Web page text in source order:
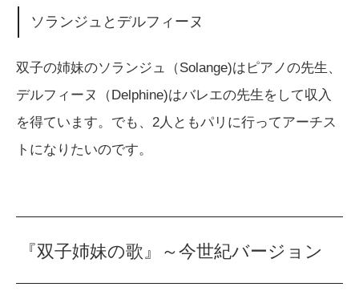
ソランジュとデルフィーヌ
双子の姉妹のソランジュ（Solange)はピアノの先生、
デルフィーヌ（Delphine)はバレエの先生をして収入
を得ています。でも、2人ともパリに行ってアーチス
トになりたいのです。
『双子姉妹の歌』～今世紀バージョン